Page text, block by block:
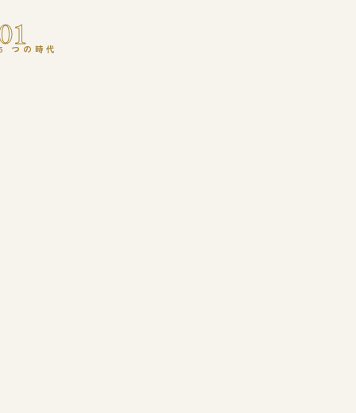
つの時代